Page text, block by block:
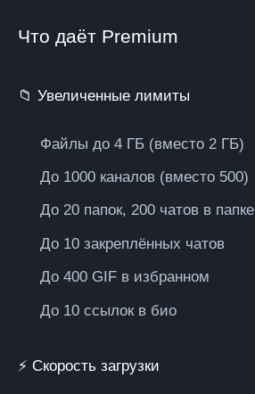
Что даёт Premium
📁 Увеличенные лимиты
Файлы до 4 ГБ (вместо 2 ГБ)
До 1000 каналов (вместо 500)
До 20 папок, 200 чатов в папке
До 10 закреплённых чатов
До 400 GIF в избранном
До 10 ссылок в био
⚡ Скорость загрузки